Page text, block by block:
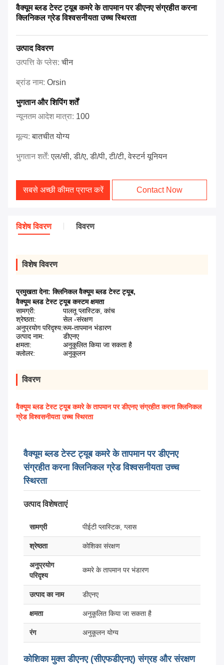
वैक्यूम ब्लड टेस्ट ट्यूब कमरे के तापमान पर डीएनए संग्रहीत करना
क्लिनिकल ग्रेड विश्वसनीयता उच्च स्थिरता
उत्पाद विवरण
उत्पत्ति के प्लेस:चीन
ब्रांड नाम: Orsin
भुगतान और शिपिंग शर्तें
न्यूनतम आदेश मात्रा: 100
मूल्य:बातचीत योग्य
भुगतान शर्तें:एल/सी, डी/ए, डी/पी, टी/टी, वेस्टर्न यूनियन
सबसे अच्छी कीमत प्राप्त करें Contact Now
विशेष विवरण विवरण
विशेष विवरण
प्रमुखता देना:क्लिनिकल वैक्यूम ब्लड टेस्ट ट्यूब,
वैक्यूम ब्लड टेस्ट ट्यूब कस्टम क्षमता
सामग्री:
पालतू प्लास्टिक, कांच
श्रेष्ठता:
सेल -संरक्षण
अनुप्रयोग परिदृश्य:रूम-तापमान भंडारण
उत्पाद नाम:
डीएनए
क्षमता:
अनुकूलित किया जा सकता है
क्लोलर:
अनुकूलन
विवरण
वैक्यूम ब्लड टेस्ट ट्यूब कमरे के तापमान पर डीएनए संग्रहीत करना क्लिनिकल
ग्रेड विश्वसनीयता उच्च स्थिरता
वैक्यूम ब्लड टेस्ट ट्यूब कमरे के तापमान पर डीएनए
संग्रहीत करना क्लिनिकल ग्रेड विश्वसनीयता उच्च
स्थिरता
उत्पाद विशेषताएं
सामग्री पीईटी प्लास्टिक, ग्लास
श्रेष्ठता कोशिका संरक्षण
अनुप्रयोग
परिदृश्य
कमरे के तापमान पर भंडारण
उत्पाद का नाम डीएनए
क्षमता अनुकूलित किया जा सकता है
रंग अनुकूलन योग्य
कोशिका मुक्त डीएनए (सीएफडीएनए) संग्रह और संरक्षण